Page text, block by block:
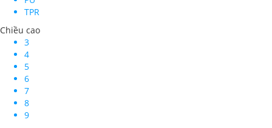
TPR
Chiều cao
3
4
5
6
7
8
9